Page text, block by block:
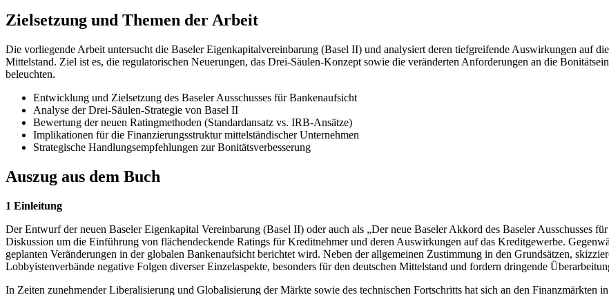
Zielsetzung und Themen der Arbeit
Die vorliegende Arbeit untersucht die Baseler Eigenkapitalvereinbarung (Basel II) und analysiert deren tiefgreifende Auswirkungen auf
Mittelstand. Ziel ist es, die regulatorischen Neuerungen, das Drei-Säulen-Konzept sowie die veränderten Anforderungen an die
beleuchten.
Entwicklung und Zielsetzung des Baseler Ausschusses für Bankenaufsicht
Analyse der Drei-Säulen-Strategie von Basel II
Bewertung der neuen Ratingmethoden (Standardansatz vs. IRB-Ansätze)
Implikationen für die Finanzierungsstruktur mittelständischer Unternehmen
Strategische Handlungsempfehlungen zur Bonitätsverbesserung
Auszug aus dem Buch
1 Einleitung
Der Entwurf der neuen Baseler Eigenkapital Vereinbarung (Basel II) oder auch als „Der neue Baseler Akkord des Baseler Ausschusses
Diskussion um die Einführung von flächendeckende Ratings für Kreditnehmer und deren Auswirkungen auf das Kreditgewerbe.
geplanten Veränderungen in der globalen Bankenaufsicht berichtet wird. Neben der allgemeinen Zustimmung in den Grundsätzen,
Lobbyistenverbände negative Folgen diverser Einzelaspekte, besonders für den deutschen Mittelstand und fordern dringende
In Zeiten zunehmender Liberalisierung und Globalisierung der Märkte sowie des technischen Fortschritts hat sich an den Finanzmärkten